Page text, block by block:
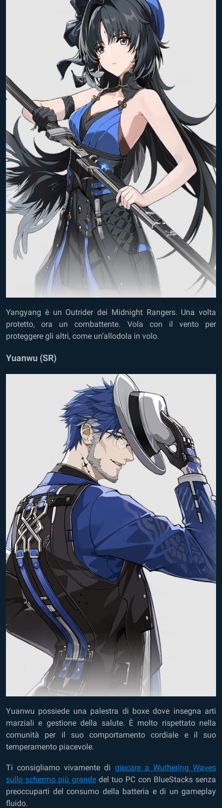
Yangyang è un Outrider dei Midnight Rangers. Una volta
protetto, ora un combattente. Vola con il vento per
proteggere gli altri, come un’allodola in volo.
Yuanwu (SR)
Yuanwu possiede una palestra di boxe dove insegna arti
marziali e gestione della salute. È molto rispettato nella
comunità per il suo comportamento cordiale e il suo
temperamento piacevole.
Ti consigliamo vivamente di giocare a Wuthering Waves
sullo schermo più grandedel tuo PC con BlueStacks senza
preoccuparti del consumo della batteria e di un gameplay
fluido.